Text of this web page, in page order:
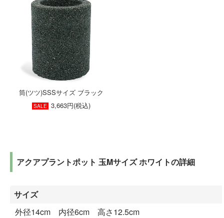
筒(ツツ)SSSサイズ ブラック
SALE 3,663円(税込)
アクアプラントポット 玉Mサイズ ホワイトの詳細
サイズ
外径14cm 内径6cm 高さ12.5cm